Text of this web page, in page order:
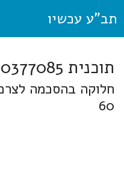
תב"ע עכשיו
תוכנית 455-0377085 גני תקווה
חלוקה בהסכמה
60